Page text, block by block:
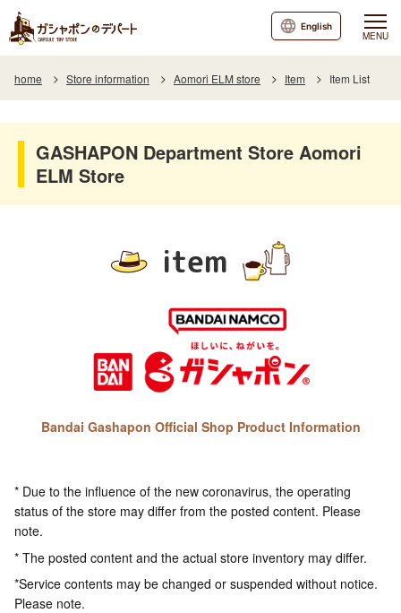
MENU
English
home Store information Aomori ELM store Item Item List
GASHAPON Department Store Aomori
ELM Store
item
Bandai Gashapon Official Shop Product Information
* Due to the influence of the new coronavirus, the operating
status of the store may differ from the posted content. Please
note.
* The posted content and the actual store inventory may differ.
*Service contents may be changed or suspended without notice.
Please note.